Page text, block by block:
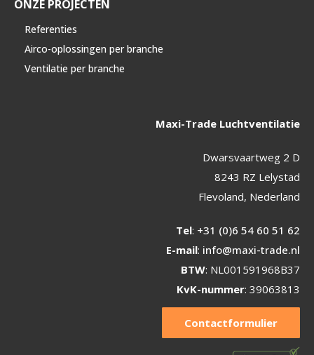
ONZE PROJECTEN
Referenties
Airco-oplossingen per branche
Ventilatie per branche
Maxi-Trade Luchtventilatie
Dwarsvaartweg 2 D
8243 RZ Lelystad
Flevoland, Nederland
Tel: +31 (0)6 54 60 51 62
E-mail: info@maxi-trade.nl
BTW: NL001591968B37
KvK-nummer: 39063813
Contactformulier